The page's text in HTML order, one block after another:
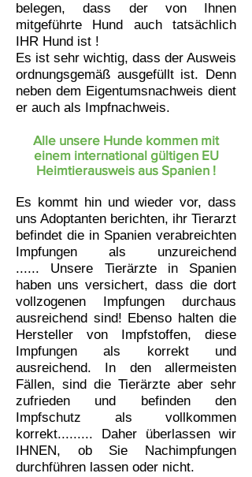
belegen, dass der von Ihnen
mitgeführte Hund auch tatsächlich
IHR Hund ist !
Es ist sehr wichtig, dass der Ausweis
ordnungsgemäß ausgefüllt ist. Denn
neben dem Eigentumsnachweis dient
er auch als Impfnachweis.
Alle unsere Hunde kommen mit
einem international gültigen EU
Heimtierausweis aus Spanien !
Es kommt hin und wieder vor, dass
uns Adoptanten berichten, ihr Tierarzt
befindet die in Spanien verabreichten
Impfungen als unzureichend
...... Unsere Tierärzte in Spanien
haben uns versichert, dass die dort
vollzogenen Impfungen durchaus
ausreichend sind! Ebenso halten die
Hersteller von Impfstoffen, diese
Impfungen als korrekt und
ausreichend. In den allermeisten
Fällen, sind die Tierärzte aber sehr
zufrieden und befinden den
Impfschutz als vollkommen
korrekt......... Daher überlassen wir
IHNEN, ob Sie Nachimpfungen
durchführen lassen oder nicht.